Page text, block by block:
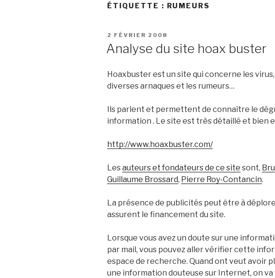
ÉTIQUETTE : RUMEURS
PUBLIÉ
2 FÉVRIER 2008
Analyse du site hoax buster
Hoaxbuster est un site qui concerne les
diverses arnaques et les rumeurs…
Ils parlent et permettent de connaître le
information . Le site est très détaillé et bien
http://www.hoaxbuster.com/
Lesauteurs et fondateurs de ce site sont,
Guillaume Brossard, Pierre Roy-Contancin.
La présence de publicités peut être à
assurent le financement du site.
Lorsque vous avez un doute sur une
par mail, vous pouvez aller vérifier cette
espace de recherche. Quand ont veut avoir
une information douteuse sur Internet, on va